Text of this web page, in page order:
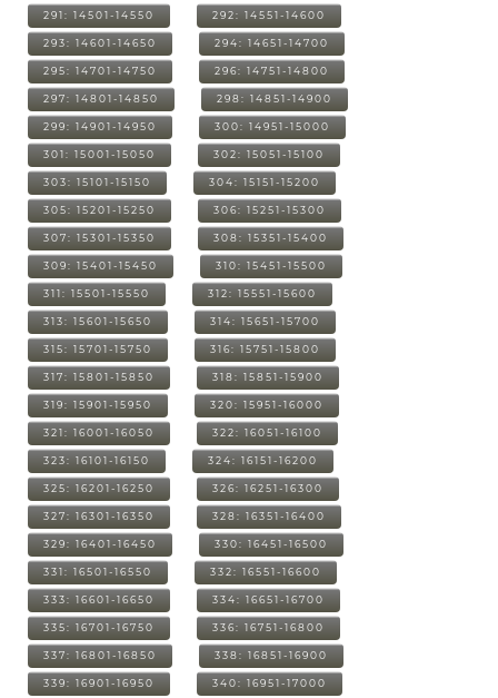
291: 14501-14550 292: 14551-14600
293: 14601-14650 294: 14651-14700
295: 14701-14750 296: 14751-14800
297: 14801-14850 298: 14851-14900
299: 14901-14950 300: 14951-15000
301: 15001-15050 302: 15051-15100
303: 15101-15150 304: 15151-15200
305: 15201-15250 306: 15251-15300
307: 15301-15350 308: 15351-15400
309: 15401-15450 310: 15451-15500
311: 15501-15550 312: 15551-15600
313: 15601-15650 314: 15651-15700
315: 15701-15750 316: 15751-15800
317: 15801-15850 318: 15851-15900
319: 15901-15950 320: 15951-16000
321: 16001-16050 322: 16051-16100
323: 16101-16150 324: 16151-16200
325: 16201-16250 326: 16251-16300
327: 16301-16350 328: 16351-16400
329: 16401-16450 330: 16451-16500
331: 16501-16550 332: 16551-16600
333: 16601-16650 334: 16651-16700
335: 16701-16750 336: 16751-16800
337: 16801-16850 338: 16851-16900
339: 16901-16950 340: 16951-17000